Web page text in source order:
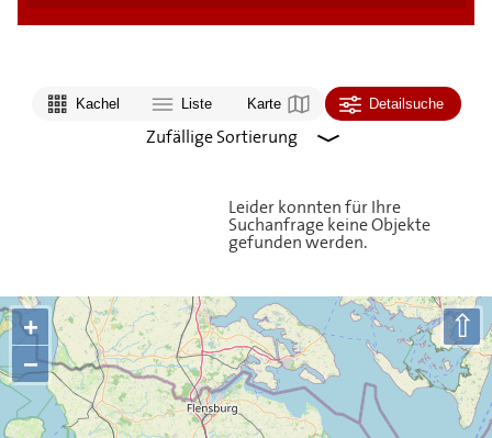
Kachel Liste Karte Detailsuche
Leider konnten für Ihre
Suchanfrage keine Objekte
gefunden werden.
+
−
⇧